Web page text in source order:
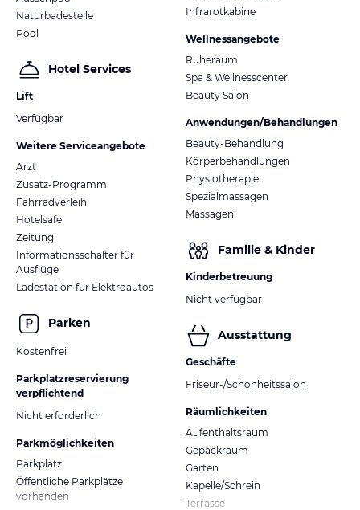
Naturbadestelle
Pool
Hotel Services
Lift
Verfügbar
Weitere Serviceangebote
Arzt
Zusatz-Programm
Fahrradverleih
Hotelsafe
Zeitung
Informationsschalter für
Ausflüge
Ladestation für Elektroautos
Parken
Kostenfrei
Parkplatzreservierung
verpflichtend
Nicht erforderlich
Parkmöglichkeiten
Parkplatz
Öffentliche Parkplätze
vorhanden
Infrarotkabine
Wellnessangebote
Ruheraum
Spa & Wellnesscenter
Beauty Salon
Anwendungen/Behandlungen
Beauty-Behandlung
Körperbehandlungen
Physiotherapie
Spezialmassagen
Massagen
Familie & Kinder
Kinderbetreuung
Nicht verfügbar
Ausstattung
Geschäfte
Friseur-/Schönheitssalon
Räumlichkeiten
Aufenthaltsraum
Gepäckraum
Garten
Kapelle/Schrein
Terrasse